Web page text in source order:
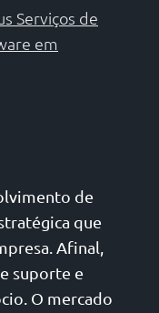
Serviços de
em
de
que
Afinal,
suporte e
O mercado